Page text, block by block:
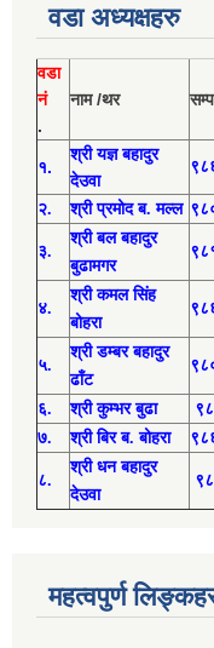
वडा अध्यक्षहरु
वडा
नं
.
नाम /थर
१.
श्री यज्ञ बहादुर
देउवा
२. श्रीप्रमोदब. मल्ल
३.
श्रीबल बहादुर
बुढामगर
४.
श्री कमल सिंह
बोहरा
५.
श्री डम्बर बहादुर
ढाँट
६. श्री कुम्भर बुढा
७. श्री बिर ब. बोहरा
८.
श्री धन बहादुर
देउवा
महत्वपुर्ण